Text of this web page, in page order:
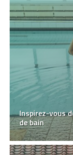
Inspirez-vous
de bain